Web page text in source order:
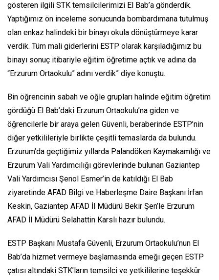
gösteren ilgili STK temsilcilerimizi El Bab’a gönderdik.
Yaptığımız ön inceleme sonucunda bombardımana tutulmuş
olan enkaz halindeki bir binayı okula dönüştürmeye karar
verdik. Tüm mali giderlerini ESTP olarak karşıladığımız bu
binayı sonuç itibariyle eğitim öğretime açtık ve adına da
“Erzurum Ortaokulu” adını verdik” diye konuştu.
Bin öğrencinin sabah ve öğle grupları halinde eğitim öğretim
gördüğü El Bab’daki Erzurum Ortaokulu’na giden ve
öğrencilerle bir araya gelen Güvenli, beraberinde ESTP’nin
diğer yetkilileriyle birlikte çeşitli temaslarda da bulundu.
Erzurum’da geçtiğimiz yıllarda Palandöken Kaymakamlığı ve
Erzurum Vali Yardımcılığı görevlerinde bulunan Gaziantep
Vali Yardımcısı Şenol Esmer’in de katıldığı El Bab
ziyaretinde AFAD Bilgi ve Haberleşme Daire Başkanı İrfan
Keskin, Gaziantep AFAD İl Müdürü Bekir Şen’le Erzurum
AFAD İl Müdürü Selahattin Karslı hazır bulundu.
ESTP Başkanı Mustafa Güvenli, Erzurum Ortaokulu’nun El
Bab’da hizmet vermeye başlamasında emeği geçen ESTP
çatısı altındaki STK’ların temsilci ve yetkililerine teşekkür